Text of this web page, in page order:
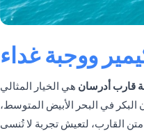
ووجبة غداء
قارب أدرسان هي الخيار المثالي
في البحر الأبيض المتوسط،